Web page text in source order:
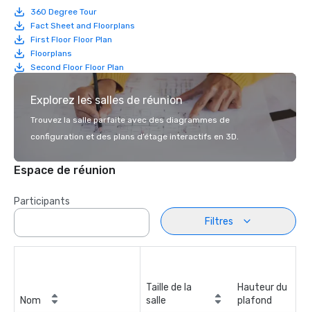
360 Degree Tour
Fact Sheet and Floorplans
First Floor Floor Plan
Floorplans
Second Floor Floor Plan
Explorez les salles de réunion
Trouvez la salle parfaite avec des diagrammes de
configuration et des plans d’étage interactifs en 3D.
Espace de réunion
Participants
Filtres
Nom
Taille de la
salle
Hauteur du
plafond